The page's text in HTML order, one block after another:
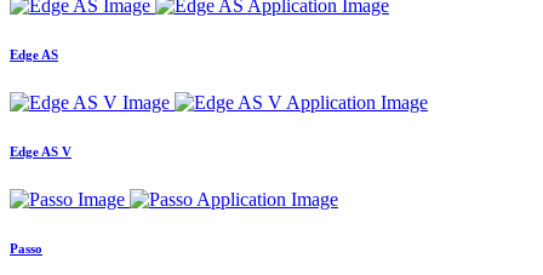
Edge AS
Edge AS V
Passo